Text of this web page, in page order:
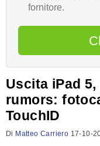
fornitore.
Uscita iPad
rumors:
TouchID
Di Matteo Carriero 17-10-